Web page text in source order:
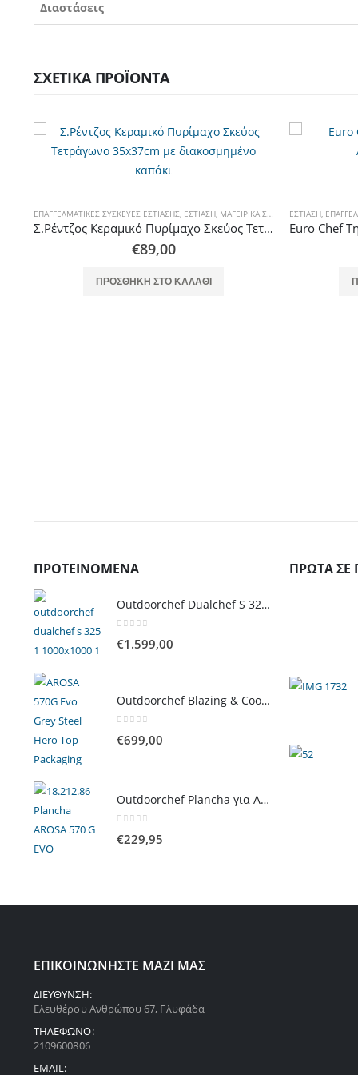
Διαστάσεις
ΣΧΕΤΙΚΆ ΠΡΟΪΌΝΤΑ
,ΜΑΓΕΙΡΙΚΆ ΣΚΕΎΗ ,ΟΙΚΙΑΚΈΣ ΣΥΣΚΕΥΈΣ ΕΣΤΊΑΣΗΣ
ΕΠΑΓΓΕΛΜΑΤΙΚΈΣ ΣΥΣΚΕΥΈΣ ΕΣΤΊΑΣΗΣ, ΕΣΤΊΑΣΗ, ΜΑΓΕΙΡΙΚΆ ΣΚΕΎΗ ,ΜΑΓΕΙΡΙΚΆ ΣΚΕΎΗ
Σ.Ρέντζος Κεραμικό Πυρίμαχο Σκεύος Τετράγωνο 35x37cm με διακοσμημένο καπάκι
€89,00
ΠΡΟΣΘΉΚΗ ΣΤΟ ΚΑΛΆΘΙ
ΕΣΤΊΑΣΗ,
ΠΡΟΤΕΙΝΌΜΕΝΑ
Outdoorchef Dualchef S 325 G Ψησταριά Υγραερίου
€1.599,00
Outdoorchef Blazing & Cooking Zone Kit Plus για Ψησταριά Arosa Evo
€699,00
Outdoorchef Plancha για Arosa Evo
€229,95
ΠΡΏΤΑ ΣΕ
ΕΠΙΚΟΙΝΩΝΗΣΤΕ ΜΑΖΙ ΜΑΣ
ΔΙΕΥΘΥΝΣΗ:
Ελευθέρου Ανθρώπου 67, Γλυφάδα
ΤΗΛΕΦΩΝΟ:
2109600806
EMAIL: